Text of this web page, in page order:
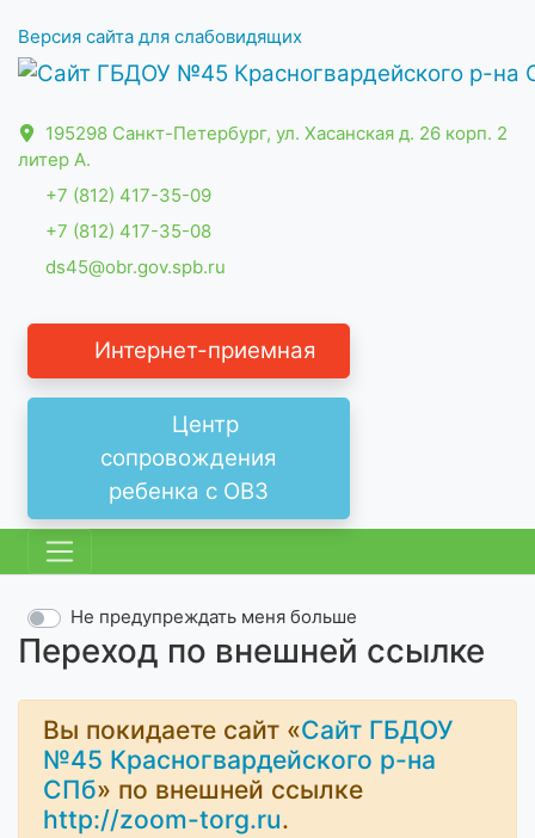
Версия сайта для слабовидящих
195298 Санкт-Петербург, ул. Хасанская д. 26 корп. 2
литер А.
+7 (812) 417-35-09
+7 (812) 417-35-08
ds45@obr.gov.spb.ru
Интернет-приемная
Центр
сопровождения
ребенка с ОВЗ
Переход по внешней ссылке
Не предупреждать меня больше
Вы покидаете сайт «Сайт ГБДОУ
№45 Красногвардейского р-на
СПб» по внешней ссылке
http://zoom-torg.ru.